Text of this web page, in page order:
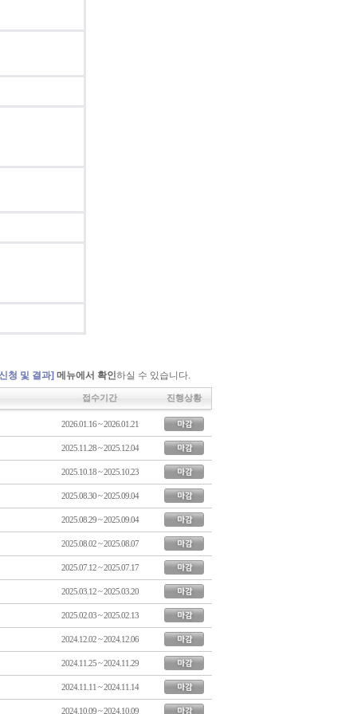
청 및 결과] 메뉴에서 확인하실 수 있습니다.
접수기간 진행상황
2026.01.16 ~ 2026.01.21
2025.11.28 ~ 2025.12.04
2025.10.18 ~ 2025.10.23
2025.08.30 ~ 2025.09.04
2025.08.29 ~ 2025.09.04
2025.08.02 ~ 2025.08.07
2025.07.12 ~ 2025.07.17
2025.03.12 ~ 2025.03.20
2025.02.03 ~ 2025.02.13
2024.12.02 ~ 2024.12.06
2024.11.25 ~ 2024.11.29
2024.11.11 ~ 2024.11.14
2024.10.09 ~ 2024.10.09